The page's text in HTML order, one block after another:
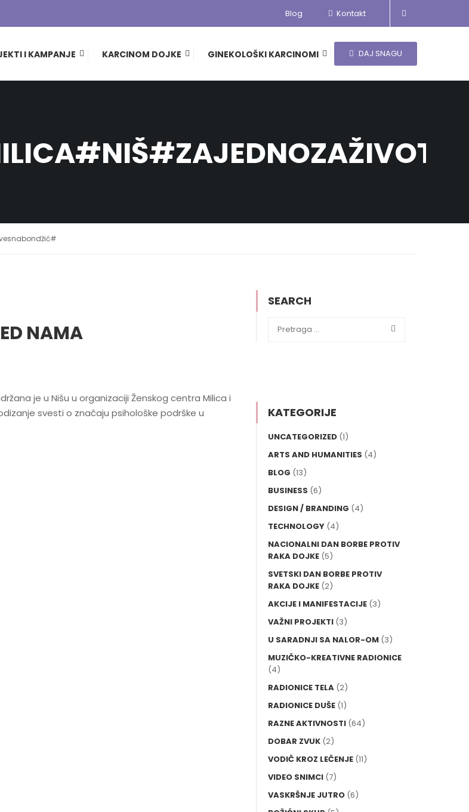
Blog Kontakt
I KAMPANJE KARCINOM DOJKE GINEKOLOŠKI KARCINOMI DAJ SNAGU
NAMA
je u Nišu u organizaciji Ženskog centra Milica i
svesti o značaju psihološke podrške u
SEARCH
KATEGORIJE
UNCATEGORIZED (1)
ARTS AND HUMANITIES (4)
BLOG (13)
BUSINESS (6)
DESIGN / BRANDING (4)
TECHNOLOGY (4)
NACIONALNI DAN BORBE PROTIV
RAKA DOJKE (5)
SVETSKI DAN BORBE PROTIV
RAKA DOJKE (2)
AKCIJE I MANIFESTACIJE (3)
VAŽNI PROJEKTI (3)
U SARADNJI SA NALOR-OM (3)
MUZIČKO-KREATIVNE RADIONICE
(4)
RADIONICE TELA (2)
RADIONICE DUŠE (1)
RAZNE AKTIVNOSTI (64)
DOBAR ZVUK (2)
VODIČ KROZ LEČENJE (11)
VIDEO SNIMCI (7)
VASKRŠNJE JUTRO (6)